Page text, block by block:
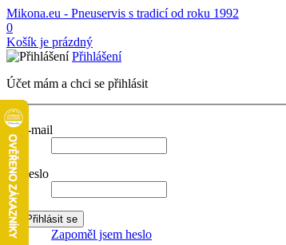
Mikona.eu - Pneuservis s tradicí od roku 1992
0
Košík je prázdný
Přihlášení
Účet mám a chci se přihlásit
E-mail
Heslo
Zapoměl jsem heslo